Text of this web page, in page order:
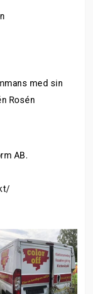
med sin
Rosén
AB.